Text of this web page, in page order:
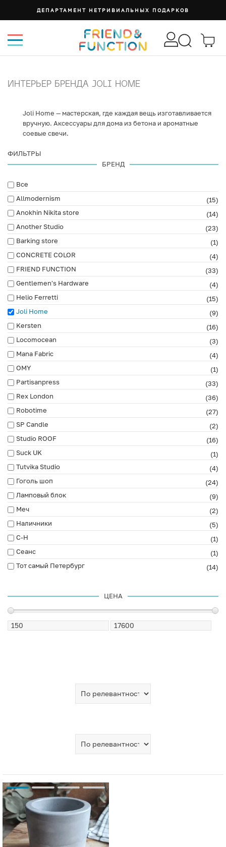
ДЕПАРТАМЕНТ НЕТРИВИАЛЬНЫХ ПОДАРКОВ
ИНТЕРЬЕР БРЕНДА JOLI HOME
Joli Home — мастерская, где каждая вещь изготавливается
вручную. Аксессуары для дома из бетона и ароматные
соевые свечи.
ФИЛЬТРЫ
БРЕНД
Все
Allmodernism
(15)
Anokhin Nikita store
(14)
Another Studio
(23)
Barking store
(1)
CONCRETE COLOR
(4)
FRIEND FUNCTION
(33)
Gentlemen's Hardware
(4)
Helio Ferretti
(15)
Joli Home
(9)
Kersten
(16)
Locomocean
(3)
Mana Fabric
(4)
OMY
(1)
Partisanpress
(33)
Rex London
(36)
Robotime
(27)
SP Candle
(2)
Studio ROOF
(16)
Suck UK
(1)
Tutvika Studio
(4)
Гоголь шоп
(24)
Ламповый блок
(9)
Меч
(2)
Наличники
(5)
С-Н
(1)
Сеанс
(1)
Тот самый Петербург
(14)
ЦЕНА